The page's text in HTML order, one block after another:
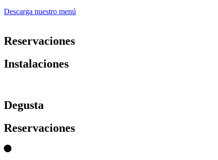
Descarga nuestro menú
Reservaciones
Instalaciones
Degusta
Reservaciones